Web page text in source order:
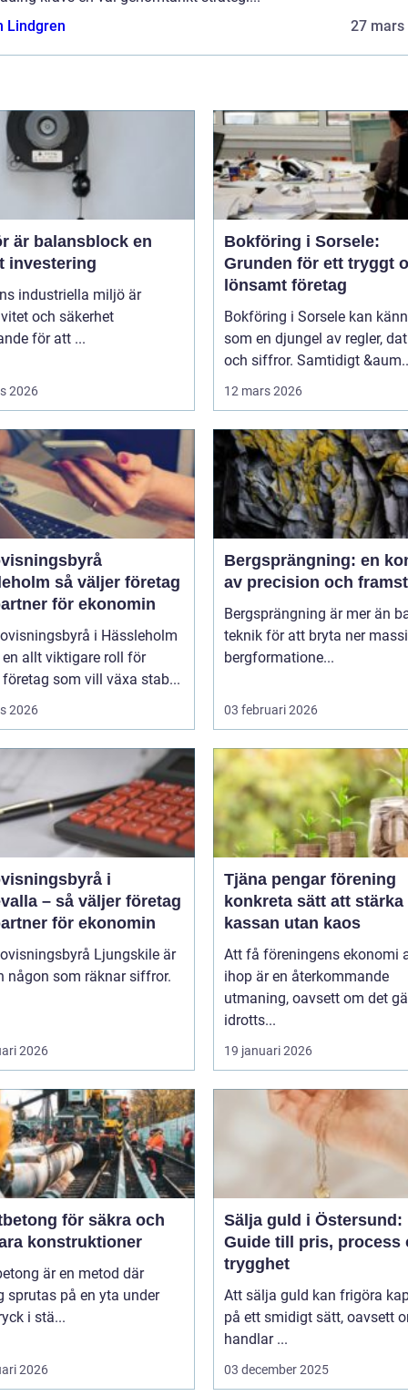
Lindgren
27 mars
är balansblock en
investering
industriella miljö är
och säkerhet
för att ...
2026
Bokföring i Sorsele:
Grunden för ett tryggt
lönsamt företag
Bokföring i Sorsele kan
som en djungel av regler,
och siffror. Samtidigt
12 mars 2026
väljer företag
för ekonomin
i Hässleholm
en allt viktigare roll för
som vill växa stab...
2026
Bergsprängning: en
av precision och
Bergsprängning är mer än
teknik för att bryta ner
bergformatione...
03 februari 2026
i
– så väljer företag
för ekonomin
Ljungskile är
någon som räknar siffror.
2026
Tjäna pengar förening
konkreta sätt att stärka
kassan utan kaos
Att få föreningens ekonomi
ihop är en återkommande
utmaning, oavsett om det
idrotts...
19 januari 2026
för säkra och
konstruktioner
är en metod där
sprutas på en yta under
i stä...
2026
Sälja guld i Östersund:
Guide till pris, process
trygghet
Att sälja guld kan frigöra
på ett smidigt sätt, oavsett
handlar ...
03 december 2025